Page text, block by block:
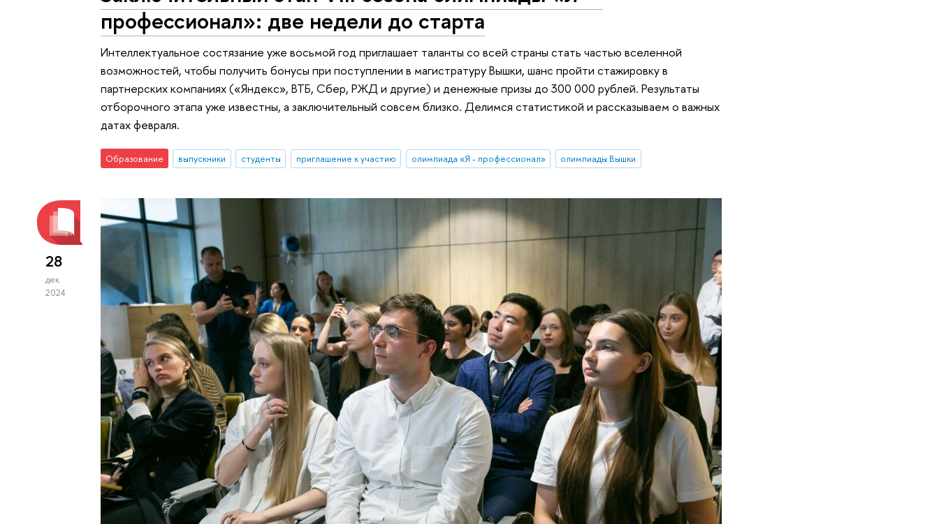
профессионал»: две недели до старта
Интеллектуальное состязание уже восьмой год приглашает таланты со всей страны стать частью вселенной
возможностей, чтобы получить бонусы при поступлении в магистратуру Вышки, шанс пройти стажировку в
партнерских компаниях («Яндекс», ВТБ, Сбер, РЖД и другие) и денежные призы до 300 000 рублей. Результаты
отборочного этапа уже известны, а заключительный совсем близко. Делимся статистикой и рассказываем о важных
датах февраля.
Образование выпускники студенты приглашение к участию олимпиада «Я - профессионал» олимпиады Вышки
28
дек
2024